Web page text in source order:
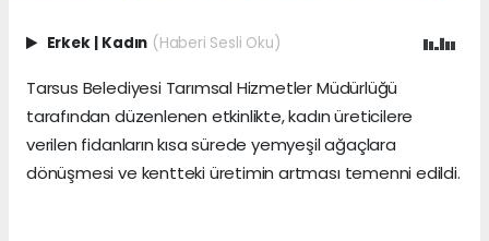
Erkek | Kadın (Haberi Sesli Oku)
Tarsus Belediyesi Tarımsal Hizmetler Müdürlüğü
tarafından düzenlenen etkinlikte, kadın üreticilere
verilen fidanların kısa sürede yemyeşil ağaçlara
dönüşmesi ve kentteki üretimin artması temenni edildi.